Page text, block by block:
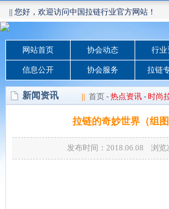
|| 您好，欢迎访问中国拉链行业官方网站！
网站首页 协会动态 行业
信息公开 协会服务 拉链
新闻资讯 || 首页- 热点资讯- 时尚
拉链的奇妙世界（组图
发布时间：2018.06.08 浏览